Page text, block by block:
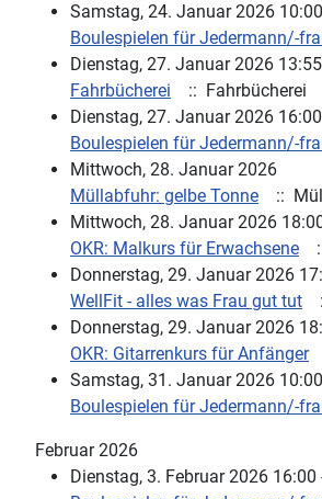
Samstag, 24. Januar 2026
Boulespielen für Jedermann/-
Dienstag, 27. Januar 2026
Fahrbücherei
:: Fahrbücherei
Dienstag, 27. Januar 2026
Boulespielen für Jedermann/-
Mittwoch, 28. Januar 2026
Müllabfuhr: gelbe Tonne
::
Mittwoch, 28. Januar 2026
OKR: Malkurs für Erwachsene
Donnerstag, 29. Januar 2026
WellFit - alles was Frau gut tut
Donnerstag, 29. Januar 2026
OKR: Gitarrenkurs für Anfänger
Samstag, 31. Januar 2026
Boulespielen für Jedermann/-
Februar 2026
Dienstag, 3. Februar 2026 16:00